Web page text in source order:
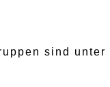
sind unter